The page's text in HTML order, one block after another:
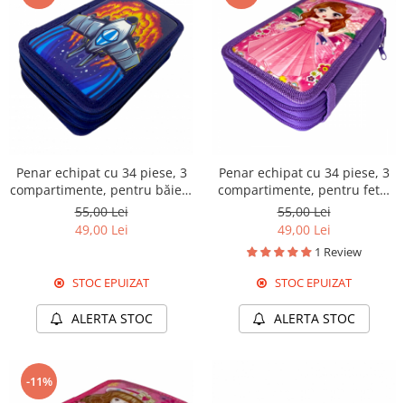
Penar echipat cu 34 piese, 3
compartimente, pentru băieți,
PNB04
55,00 Lei
49,00 Lei
STOC EPUIZAT
ALERTA STOC
Penar echipat cu 34 piese, 3
compartimente, pentru fete,
PNF02
55,00 Lei
49,00 Lei
1 Review
STOC EPUIZAT
ALERTA STOC
-11%